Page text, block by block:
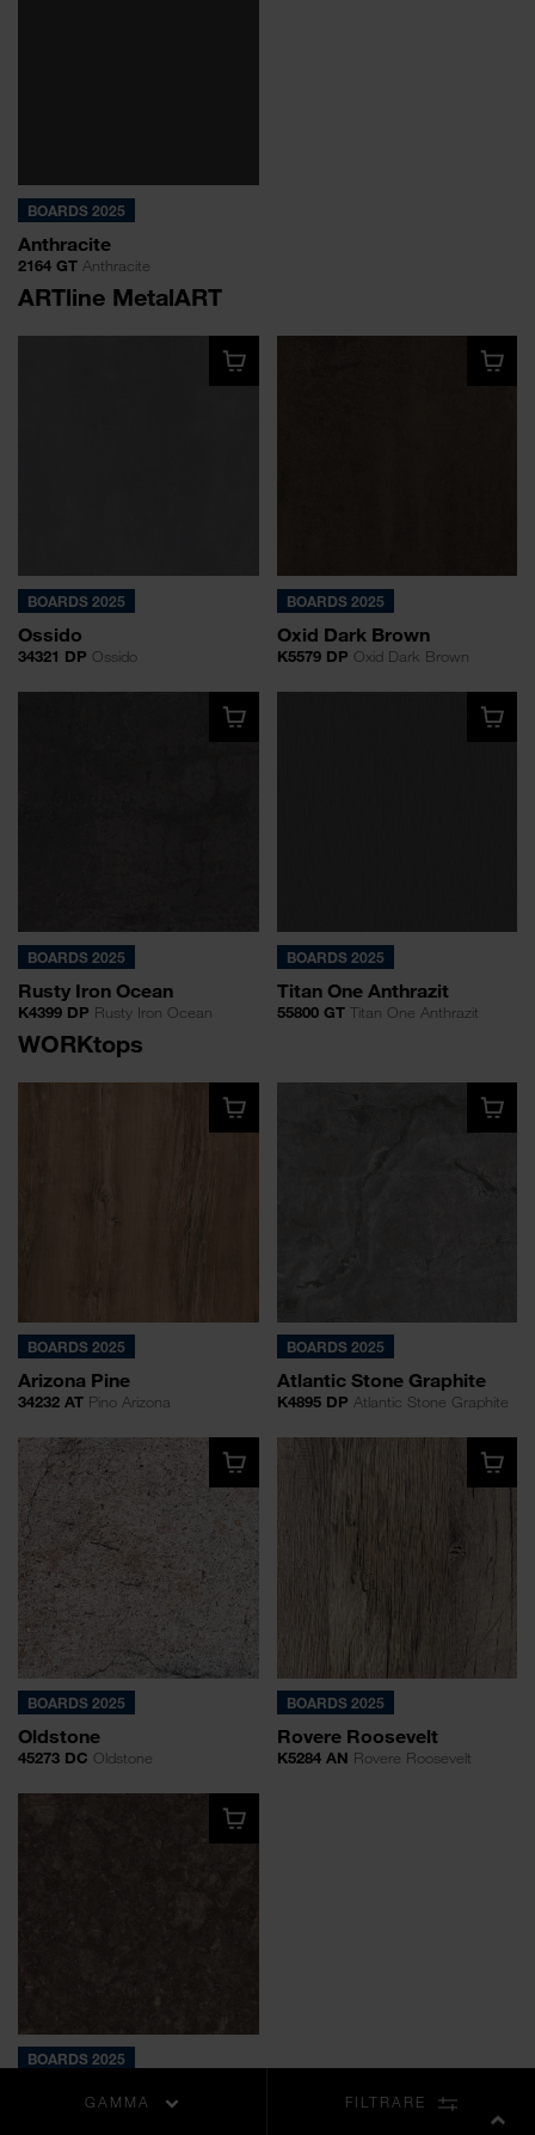
GAMMA FILTRARE
BOARDS 2025
Anthracite
2164 GT Anthracite
ARTline MetalART
BOARDS 2025
Ossido
34321 DP Ossido
BOARDS 2025
Oxid Dark Brown
K5579 DP Oxid Dark Brown
BOARDS 2025
Rusty Iron Ocean
K4399 DP Rusty Iron Ocean
BOARDS 2025
Titan One Anthrazit
55800 GTTitan One Anthrazit
WORKtops
BOARDS 2025
Arizona Pine
34232 AT Pino Arizona
BOARDS 2025
Atlantic Stone Graphite
K4895 DP Atlantic Stone Graphite
BOARDS 2025
Oldstone
45273 DC Oldstone
BOARDS 2025
Rovere Roosevelt
K5284 AN Rovere Roosevelt
BOARDS 2025
Steel Grey Coffee
K4894 DPSteel Grey Coffee